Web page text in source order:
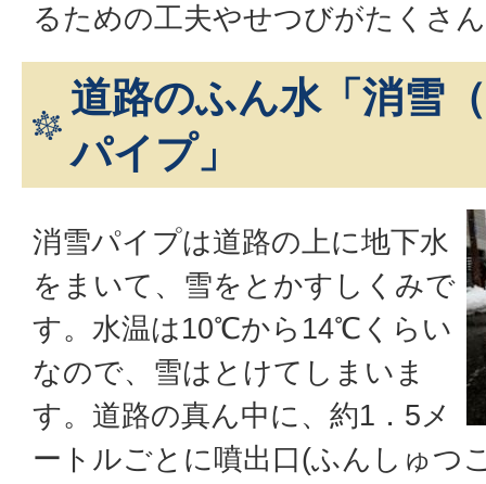
るための工夫やせつびがたくさ
道路のふん水「消雪
パイプ」
消雪パイプは道路の上に地下水
をまいて、雪をとかすしくみで
す。水温は10℃から14℃くらい
なので、雪はとけてしまいま
す。道路の真ん中に、約1．5メ
ートルごとに噴出口(ふんしゅつ